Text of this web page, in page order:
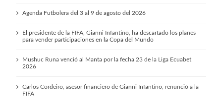
Agenda Futbolera del 3 al 9 de agosto del 2026
El presidente de la FIFA, Gianni Infantino, ha descartado los planes
para vender participaciones en la Copa del Mundo
Mushuc Runa venció al Manta por la fecha 23 de la Liga Ecuabet
2026
Carlos Cordeiro, asesor financiero de Gianni Infantino, renunció a la
FIFA